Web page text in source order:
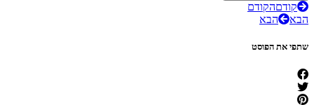
קודםהקודם
הבא
הבא
שתפי את הפוסט